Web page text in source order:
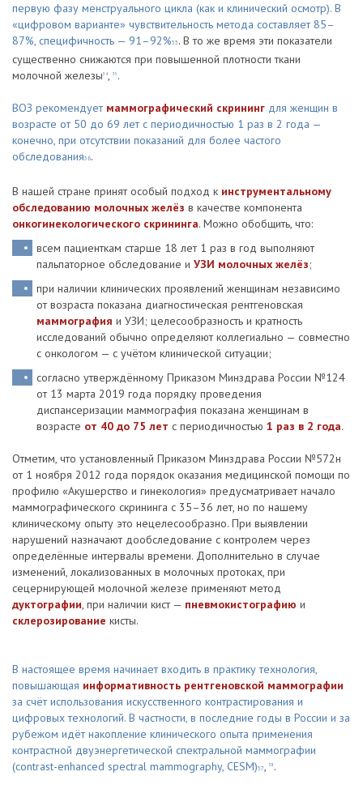
первую фазу менструального цикла (как и клинический осмотр). В
«цифровом варианте» чувствительность метода составляет 85–
87%, специфичность — 91–92%33 . В то же время эти показатели
существенно снижаются при повышенной плотности ткани
молочной железы34, 35 .
ВОЗ рекомендует маммографический скрининг для женщин в
возрасте от 50 до 69 лет с периодичностью 1 раз в 2 года —
конечно, при отсутствии показаний для более частого
обследования36.
В нашей стране принят особый подход к инструментальному
обследованию молочных желёз в качестве компонента
онкогинекологического скрининга. Можно обобщить, что:
всем пациенткам старше 18 лет 1 раз в год выполняют
пальпаторное обследование и УЗИ молочных желёз;
при наличии клинических проявлений женщинам независимо
от возраста показана диагностическая рентгеновская
маммография и УЗИ; целесообразность и кратность
исследований обычно определяют коллегиально — совместно
с онкологом — с учётом клинической ситуации;
согласно утверждённому Приказом Минздрава России №124
от 13 марта 2019 года порядку проведения
диспансеризации маммография показана женщинам в
возрасте от 40 до 75 лет с периодичностью 1 раз в 2 года.
Отметим, что установленный Приказом Минздрава России №572н
от 1 ноября 2012 года порядок оказания медицинской помощи по
профилю «Акушерство и гинекология» предусматривает начало
маммографического скрининга с 35–36 лет, но по нашему
клиническому опыту это нецелесообразно. При выявлении
нарушений назначают дообследование с контролем через
определённые интервалы времени. Дополнительно в случае
изменений, локализованных в молочных протоках, при
сецернирующей молочной железе применяют метод
дуктографии, при наличии кист — пневмокистографию и
склерозирование кисты.
В настоящее время начинает входить в практику технология,
повышающая информативность рентгеновской маммографии
за счёт использования искусственного контрастирования и
цифровых технологий. В частности, в последние годы в России и за
рубежом идёт накопление клинического опыта применения
контрастной двуэнергетической спектральной маммографии
(сontrast-enhanced spectral mammography, СESM)37, 38 .